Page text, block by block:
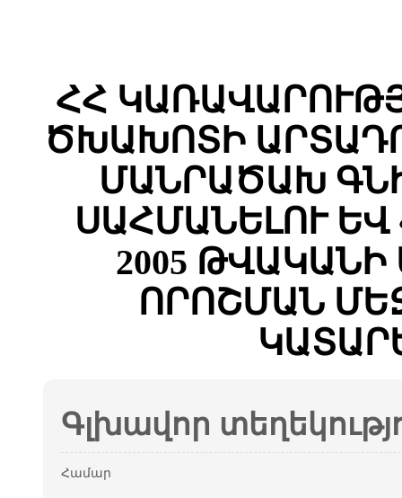
ՀՀ
ԾԽԱԽՈՏԻ
ՄԱՆՐԱԾԱԽ
ՍԱՀՄԱՆԵԼՈՒ
2005 ԹՎԱԿԱՆԻ
ՈՐՈՇՄԱՆ
Գլխավոր
Համար